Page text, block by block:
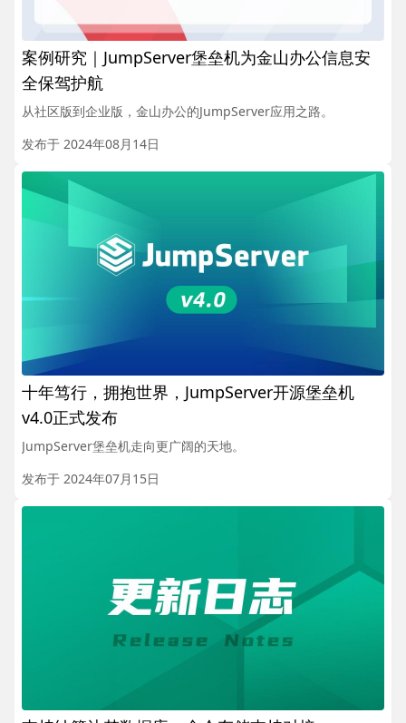
案例研究｜JumpServer堡垒机为金山办公信息安
全保驾护航
从社区版到企业版，金山办公的JumpServer应用之路。
发布于 2024年08月14日
十年笃行，拥抱世界，JumpServer开源堡垒机
v4.0正式发布
JumpServer堡垒机走向更广阔的天地。
发布于 2024年07月15日